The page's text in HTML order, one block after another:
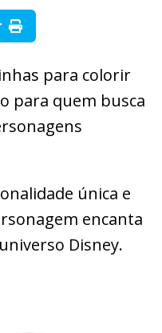
para colorir
para quem busca
única e
encanta
Disney.